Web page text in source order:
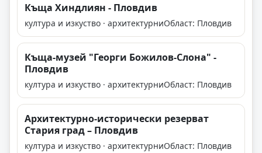
Къща Хиндлиян - Пловдив
култура и изкуство · архитектурниОбласт: Пловдив
Къща-музей "Георги Божилов-Слона" -
Пловдив
култура и изкуство · архитектурниОбласт: Пловдив
Архитектурно-исторически резерват
Стария град – Пловдив
култура и изкуство · архитектурниОбласт: Пловдив